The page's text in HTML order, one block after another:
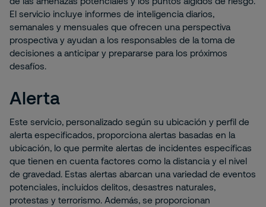
El servicio incluye informes de inteligencia diarios,
semanales y mensuales que ofrecen una perspectiva
prospectiva y ayudan a los responsables de la toma de
decisiones a anticipar y prepararse para los próximos
desafíos.
Alerta
Este servicio, personalizado según su ubicación y perfil de
alerta especificados, proporciona alertas basadas en la
ubicación, lo que permite alertas de incidentes específicas
que tienen en cuenta factores como la distancia y el nivel
de gravedad. Estas alertas abarcan una variedad de eventos
potenciales, incluidos delitos, desastres naturales,
protestas y terrorismo. Además, se proporcionan